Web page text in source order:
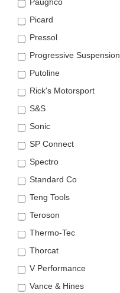
Paughco
Picard
Pressol
Progressive Suspension
Putoline
Rick's Motorsport
S&S
Sonic
SP Connect
Spectro
Standard Co
Teng Tools
Teroson
Thermo-Tec
Thorcat
V Performance
Vance & Hines